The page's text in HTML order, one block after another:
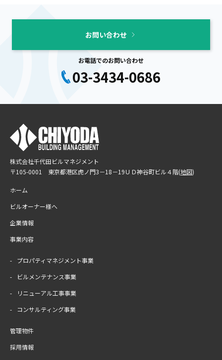
お問い合わせ
お電話でのお問い合わせ
03-3434-0686
株式会社千代田ビルマネジメント
〒105-0001 東京都港区虎ノ門3－18－19ＵＤ神谷町ビル４階(地図)
ホーム
ビルオーナー様へ
企業情報
事業内容
プロパティマネジメント事業
ビルメンテナンス事業
リニューアル工事事業
コンサルティング事業
管理物件
採用情報